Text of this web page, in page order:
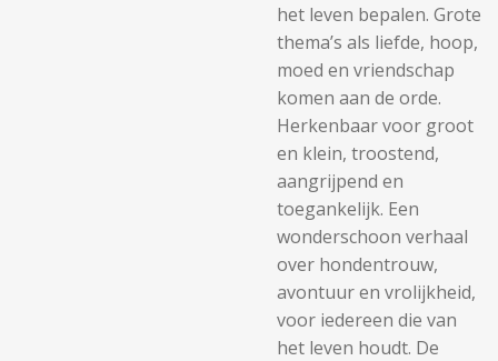
het leven bepalen. Grote
thema’s als liefde, hoop,
moed en vriendschap
komen aan de orde.
Herkenbaar voor groot
en klein, troostend,
aangrijpend en
toegankelijk. Een
wonderschoon verhaal
over hondentrouw,
avontuur en vrolijkheid,
voor iedereen die van
het leven houdt. De